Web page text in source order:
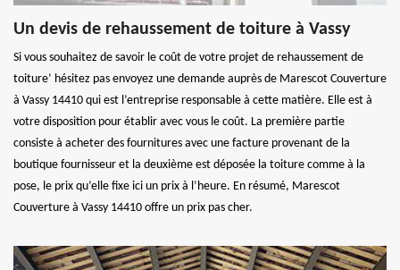
Un devis de rehaussement de toiture à Vassy
Si vous souhaitez de savoir le coût de votre projet de rehaussement de
toiture’ hésitez pas envoyez une demande auprès de Marescot Couverture
à Vassy 14410 qui est l’entreprise responsable à cette matière. Elle est à
votre disposition pour établir avec vous le coût. La première partie
consiste à acheter des fournitures avec une facture provenant de la
boutique fournisseur et la deuxième est déposée la toiture comme à la
pose, le prix qu’elle fixe ici un prix à l’heure. En résumé, Marescot
Couverture à Vassy 14410 offre un prix pas cher.